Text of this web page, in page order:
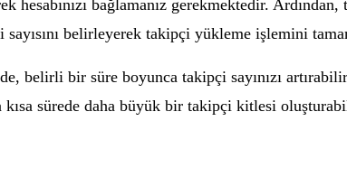
bağlamanız gerekmektedir. Ardından,
belirleyerek takipçi yükleme işlemini
belirli bir süre boyunca takipçi sayınızı
kısa sürede daha büyük bir takipçi kitlesi